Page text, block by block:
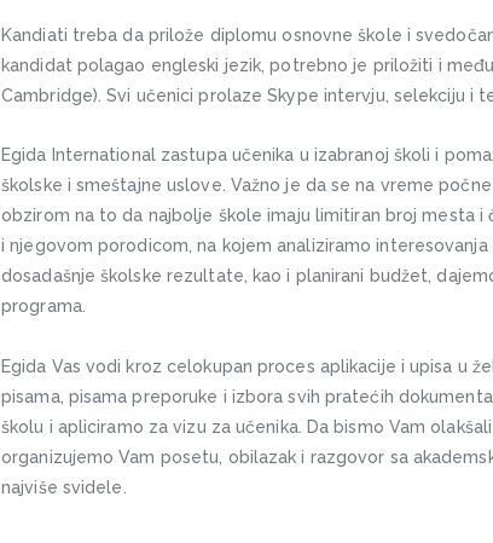
Kandiati treba da prilože diplomu osnovne škole i
kandidat polagao engleski jezik, potrebno je priložiti i
Cambridge). Svi učenici prolaze Skype intervju, selekciju i
Egida International zastupa učenika u izabranoj školi i
školske i smeštajne uslove. Važno je da se na vreme
obzirom na to da najbolje škole imaju limitiran broj mesta
i njegovom porodicom, na kojem analiziramo
dosadašnje školske rezultate, kao i planirani budžet,
programa.
Egida Vas vodi kroz celokupan proces aplikacije i upisa u
pisama, pisama preporuke i izbora svih pratećih
školu i apliciramo za vizu za učenika. Da bismo Vam
organizujemo Vam posetu, obilazak i razgovor sa
najviše svidele.